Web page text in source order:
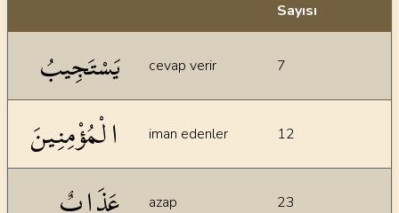
Sayısı
يَسْتَجِيبُ cevap verir 7
الْمُؤْمِنِينَ iman edenler 12
azap 23